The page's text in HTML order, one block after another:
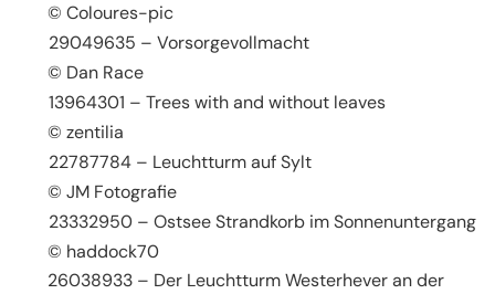
© Coloures-pic
29049635 – Vorsorgevollmacht
© Dan Race
13964301 – Trees with and without leaves
© zentilia
22787784 – Leuchtturm auf Sylt
© JM Fotografie
23332950 – Ostsee Strandkorb im Sonnenuntergang
© haddock70
26038933 – Der Leuchtturm Westerhever an der